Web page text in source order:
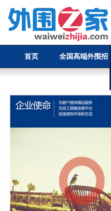
首页 全国高端外围招